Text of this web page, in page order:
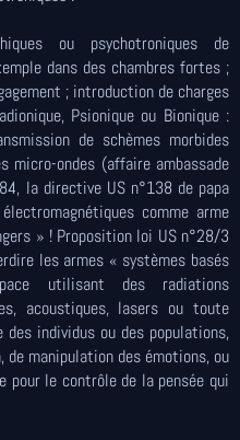
ou psychotroniques de
dans des chambres fortes ;
; introduction de charges
Psionique ou Bionique :
de schèmes morbides
micro-ondes (affaire ambassade
la directive US n°138 de papa
comme arme
» ! Proposition loi US n°28/3
les armes « systèmes basés
utilisant des radiations
acoustiques, lasers ou toute
des individus ou des populations,
de manipulation des émotions, ou
pour le contrôle de la pensée qui